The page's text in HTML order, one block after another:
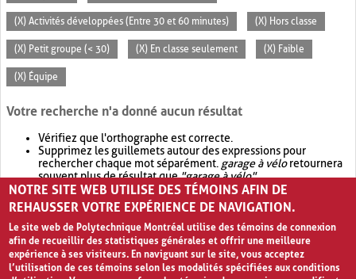
(X) Activités développées (Entre 30 et 60 minutes) (X) Hors classe
(X) Petit groupe (< 30) (X) En classe seulement (X) Faible
(X) Équipe
Votre recherche n'a donné aucun résultat
Vérifiez que l'orthographe est correcte.
Supprimez les guillemets autour des expressions pour
rechercher chaque mot séparément. garage à véloretournera
souvent plus de résultat que"garage à vélo".
Envisagez d'élargir votre recherche avec OR.garage OR vélo
retournera souvent plus de résultat quegarage à vélo
NOTRE SITE WEB UTILISE DES TÉMOINS AFIN DE
REHAUSSER VOTRE EXPÉRIENCE DE NAVIGATION.
Le site web de Polytechnique Montréal utilise des témoins de connexion
afin de recueillir des statistiques générales et offrir une meilleure
expérience à ses visiteurs. En naviguant sur le site, vous acceptez
l’utilisation de ces témoins selon les modalités spécifiées aux conditions